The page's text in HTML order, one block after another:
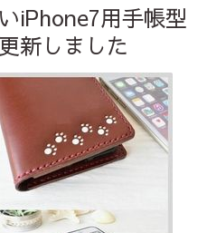
iPhone7用手帳型
新しました